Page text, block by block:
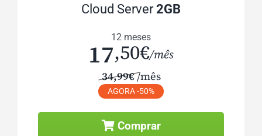
Cloud Server2GB
12 meses
17,50€/mês
34,99€/mês
AGORA -50%
Comprar